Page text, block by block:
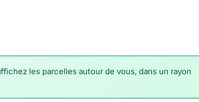
les parcelles autour de vous, dans un rayon